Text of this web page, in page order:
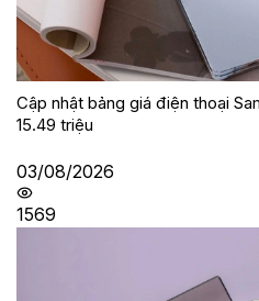
Cập nhật bảng giá điện thoại
15.49 triệu
03/08/2026
1569